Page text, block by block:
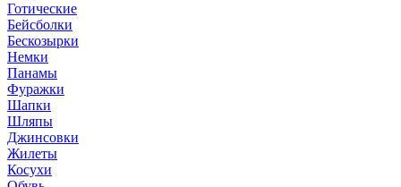
Готические
Бейсболки
Бескозырки
Немки
Панамы
Фуражки
Шапки
Шляпы
Джинсовки
Жилеты
Косухи